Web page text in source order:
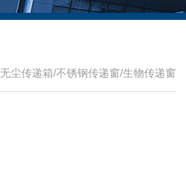
无尘传递箱/不锈钢传递窗/生物传递窗